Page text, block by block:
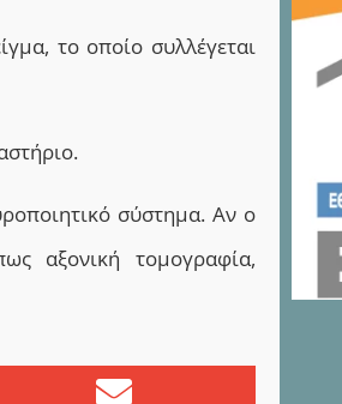
το οποίο συλλέγεται
σύστημα. Αν ο
αξονική τομογραφία,